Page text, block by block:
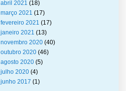
abril 2021 (18)
março 2021 (17)
fevereiro 2021 (17)
janeiro 2021 (13)
novembro 2020 (40)
outubro 2020 (46)
agosto 2020 (5)
julho 2020 (4)
junho 2017 (1)